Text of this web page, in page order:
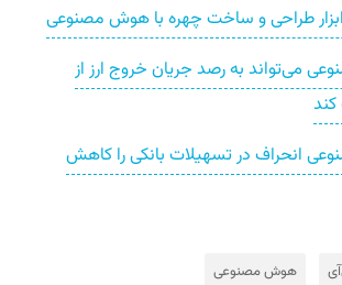
می‌تواند به رصد جریان خروج ارز از
انحراف در تسهیلات بانکی را کاهش
هوش مصنوعی